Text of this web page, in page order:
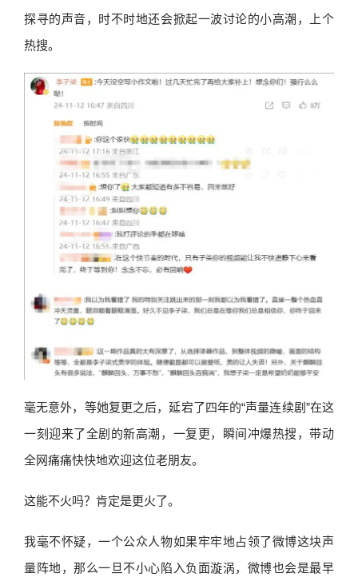
探寻的声音，时不时地还会掀起一波讨论的小高潮，上个
热搜。
毫无意外，等她复更之后，延宕了四年的“声量连续剧”在这
一刻迎来了全剧的新高潮，一复更，瞬间冲爆热搜，带动
全网痛痛快快地欢迎这位老朋友。
这能不火吗？肯定是更火了。
我毫不怀疑，一个公众人物如果牢牢地占领了微博这块声
量阵地，那么一旦不小心陷入负面漩涡，微博也会是最早